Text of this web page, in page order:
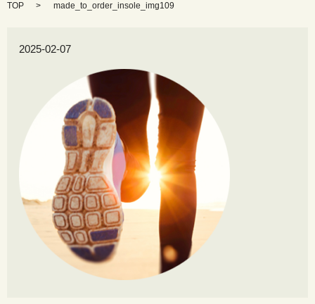
TOP made_to_order_insole_img109
2025-02-07